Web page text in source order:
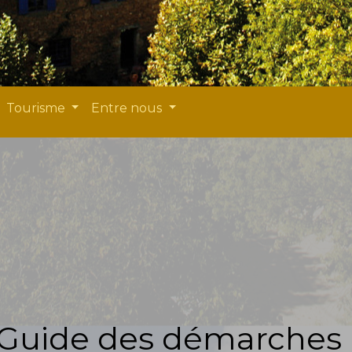
Tourisme Entre nous
des démarches